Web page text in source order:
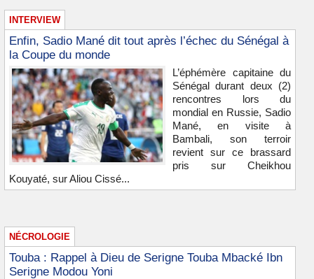
INTERVIEW
Enfin, Sadio Mané dit tout après l’échec du Sénégal à
la Coupe du monde
L’éphémère capitaine du
Sénégal durant deux (2)
rencontres lors du
mondial en Russie, Sadio
Mané, en visite à
Bambali, son terroir
revient sur ce brassard
pris sur Cheikhou
Kouyaté, sur Aliou Cissé...
NÉCROLOGIE
Touba : Rappel à Dieu de Serigne Touba Mbacké Ibn
Serigne Modou Yoni